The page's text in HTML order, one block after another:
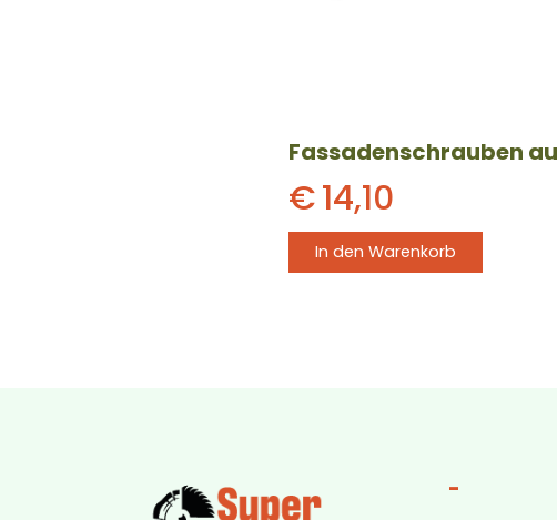
€14,10
In den Warenkorb
-